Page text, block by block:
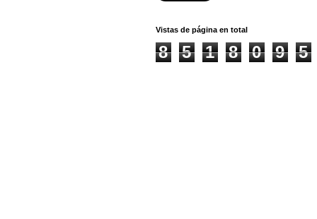
Vistas de página en total
8 5 1 8 0 9 5